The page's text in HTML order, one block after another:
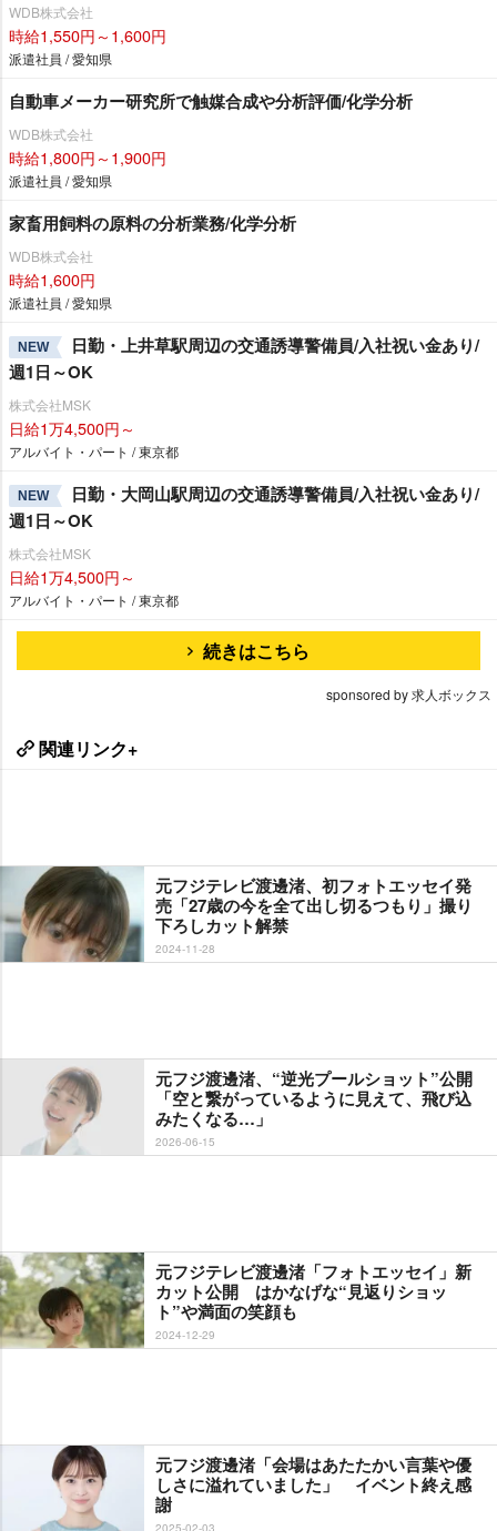
WDB株式会社
時給1,550円～1,600円
派遣社員 / 愛知県
自動車メーカー研究所で触媒合成や分析評価/化学分析
WDB株式会社
時給1,800円～1,900円
派遣社員 / 愛知県
家畜用飼料の原料の分析業務/化学分析
WDB株式会社
時給1,600円
派遣社員 / 愛知県
NEW
日勤・上井草駅周辺の交通誘導警備員/入社祝い金あり/
週1日～OK
株式会社MSK
日給1万4,500円～
アルバイト・パート / 東京都
NEW
日勤・大岡山駅周辺の交通誘導警備員/入社祝い金あり/
週1日～OK
株式会社MSK
日給1万4,500円～
アルバイト・パート / 東京都
続きはこちら
sponsored by 求人ボックス
関連リンク+
元フジテレビ渡邊渚、初フォトエッセイ発
売「27歳の今を全て出し切るつもり」撮り
下ろしカット解禁
2024-11-28
元フジ渡邊渚、“逆光プールショット”公開
「空と繋がっているように見えて、飛び込
みたくなる…」
2026-06-15
元フジテレビ渡邊渚「フォトエッセイ」新
カット公開 はかなげな“見返りショッ
ト”や満面の笑顔も
2024-12-29
元フジ渡邊渚「会場はあたたかい言葉や優
しさに溢れていました」 イベント終え感
謝
2025-02-03